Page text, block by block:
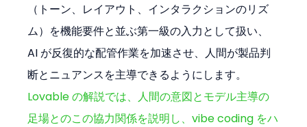
（トーン、レイアウト、インタラクションのリズ
ム）を機能要件と並ぶ第一級の入力として扱い、
AI が反復的な配管作業を加速させ、人間が製品判
断とニュアンスを主導できるようにします。
Lovable の解説では、人間の意図とモデル主導の
足場とのこの協力関係を説明し、vibe coding をハ